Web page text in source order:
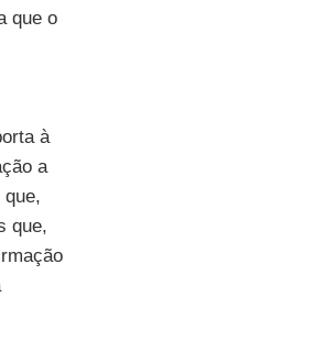
que o
à
a
que,